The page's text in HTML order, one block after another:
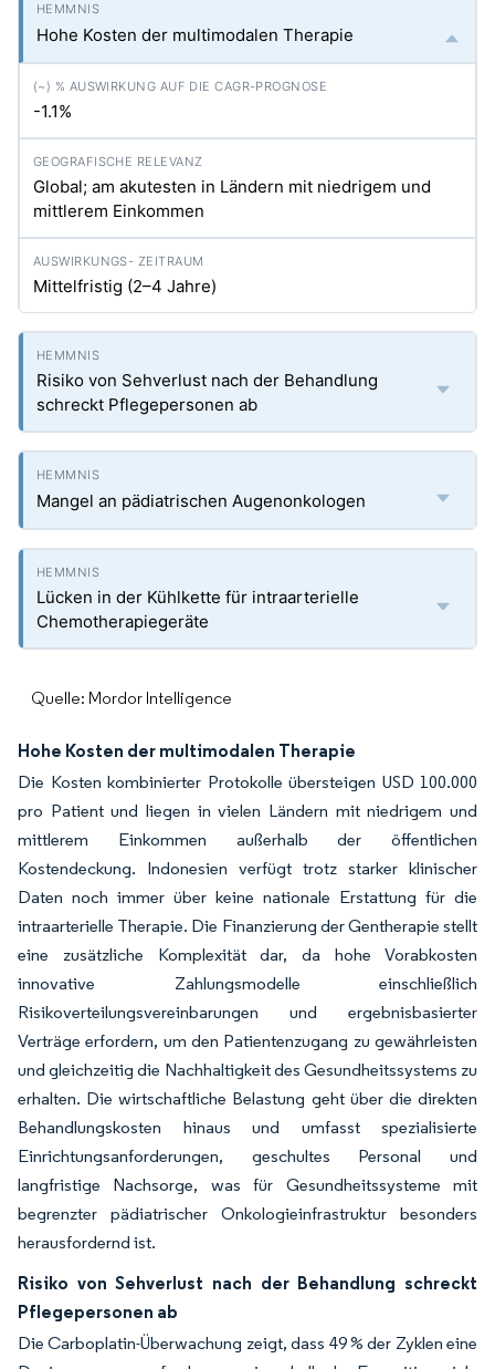
Hohe Kosten der multimodalen Therapie
-1.1%
Global; am akutesten in Ländern mit niedrigem und
mittlerem Einkommen
Mittelfristig (2–4 Jahre)
Risiko von Sehverlust nach der Behandlung
schreckt Pflegepersonen ab
Mangel an pädiatrischen Augenonkologen
Lücken in der Kühlkette für intraarterielle
Chemotherapiegeräte
Quelle: Mordor Intelligence
Hohe Kosten der multimodalen Therapie
Die Kosten kombinierter Protokolle übersteigen USD 100.000
pro Patient und liegen in vielen Ländern mit niedrigem und
mittlerem Einkommen außerhalb der öffentlichen
Kostendeckung. Indonesien verfügt trotz starker klinischer
Daten noch immer über keine nationale Erstattung für die
intraarterielle Therapie. Die Finanzierung der Gentherapie stellt
eine zusätzliche Komplexität dar, da hohe Vorabkosten
innovative Zahlungsmodelle einschließlich
Risikoverteilungsvereinbarungen und ergebnisbasierter
Verträge erfordern, um den Patientenzugang zu gewährleisten
und gleichzeitig die Nachhaltigkeit des Gesundheitssystems zu
erhalten. Die wirtschaftliche Belastung geht über die direkten
Behandlungskosten hinaus und umfasst spezialisierte
Einrichtungsanforderungen, geschultes Personal und
langfristige Nachsorge, was für Gesundheitssysteme mit
begrenzter pädiatrischer Onkologieinfrastruktur besonders
herausfordernd ist.
Risiko von Sehverlust nach der Behandlung schreckt
Pflegepersonen ab
Die Carboplatin-Überwachung zeigt, dass 49 % der Zyklen eine